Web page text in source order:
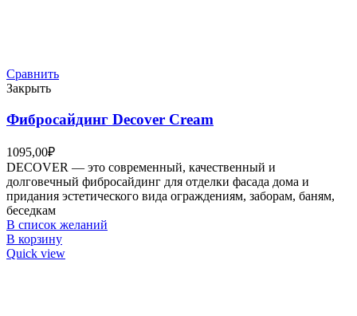
Сравнить
Закрыть
Фибросайдинг Decover Cream
1095,00₽
DECOVER — это современный, качественный и
долговечный фибросайдинг для отделки фасада дома и
придания эстетического вида ограждениям, заборам, баням,
беседкам
В список желаний
В корзину
Quick view